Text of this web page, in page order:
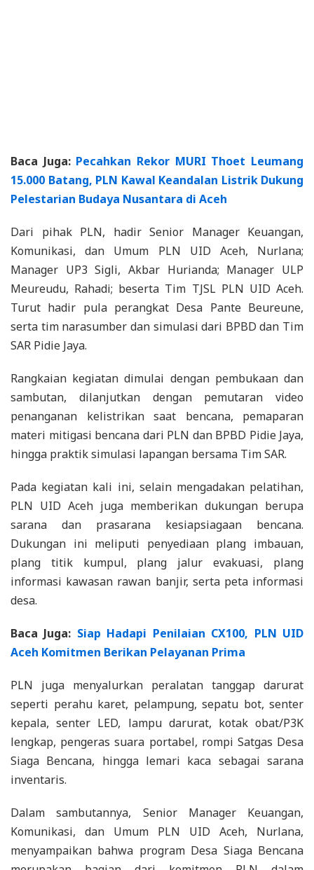
Baca Juga: Pecahkan Rekor MURI Thoet Leumang
15.000 Batang, PLN Kawal Keandalan Listrik Dukung
Pelestarian Budaya Nusantara di Aceh
Dari pihak PLN, hadir Senior Manager Keuangan,
Komunikasi, dan Umum PLN UID Aceh, Nurlana;
Manager UP3 Sigli, Akbar Hurianda; Manager ULP
Meureudu, Rahadi; beserta Tim TJSL PLN UID Aceh.
Turut hadir pula perangkat Desa Pante Beureune,
serta tim narasumber dan simulasi dari BPBD dan Tim
SAR Pidie Jaya.
​Rangkaian kegiatan dimulai dengan pembukaan dan
sambutan, dilanjutkan dengan pemutaran video
penanganan kelistrikan saat bencana, pemaparan
materi mitigasi bencana dari PLN dan BPBD Pidie Jaya,
hingga praktik simulasi lapangan bersama Tim SAR.
​Pada kegiatan kali ini, selain mengadakan pelatihan,
PLN UID Aceh juga memberikan dukungan berupa
sarana dan prasarana kesiapsiagaan bencana.
Dukungan ini meliputi penyediaan plang imbauan,
plang titik kumpul, plang jalur evakuasi, plang
informasi kawasan rawan banjir, serta peta informasi
desa.
Baca Juga: Siap Hadapi Penilaian CX100, PLN UID
Aceh Komitmen Berikan Pelayanan Prima
PLN juga menyalurkan peralatan tanggap darurat
seperti perahu karet, pelampung, sepatu bot, senter
kepala, senter LED, lampu darurat, kotak obat/P3K
lengkap, pengeras suara portabel, rompi Satgas Desa
Siaga Bencana, hingga lemari kaca sebagai sarana
inventaris.
​Dalam sambutannya, Senior Manager Keuangan,
Komunikasi, dan Umum PLN UID Aceh, Nurlana,
menyampaikan bahwa program Desa Siaga Bencana